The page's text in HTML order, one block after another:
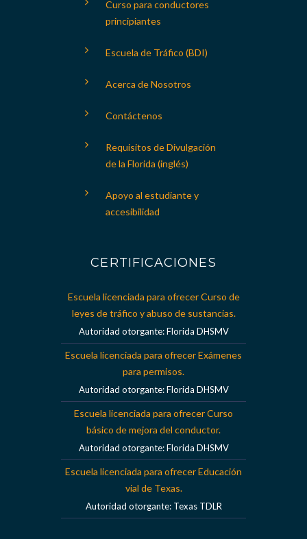
Curso para conductores
principiantes
Escuela de Tráfico (BDI)
Acerca de Nosotros
Contáctenos
Requisitos de Divulgación
de la Florida (inglés)
Apoyo al estudiante y
accesibilidad
CERTIFICACIONES
Escuela licenciada para ofrecer Curso de
leyes de tráfico y abuso de sustancias.
Autoridad otorgante: Florida DHSMV
Escuela licenciada para ofrecer Exámenes
para permisos.
Autoridad otorgante: Florida DHSMV
Escuela licenciada para ofrecer Curso
básico de mejora del conductor.
Autoridad otorgante: Florida DHSMV
Escuela licenciada para ofrecer Educación
vial de Texas.
Autoridad otorgante: Texas TDLR